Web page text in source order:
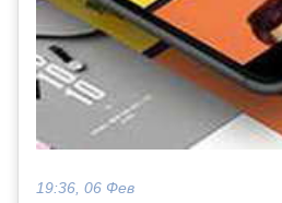
19:36, 06 Фев